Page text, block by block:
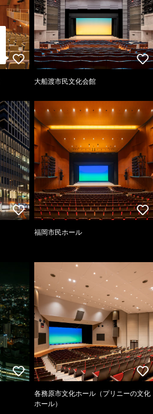
大船渡市民文化会館
福岡市民ホール
各務原市文化ホール（プリニーの文化
ホール）